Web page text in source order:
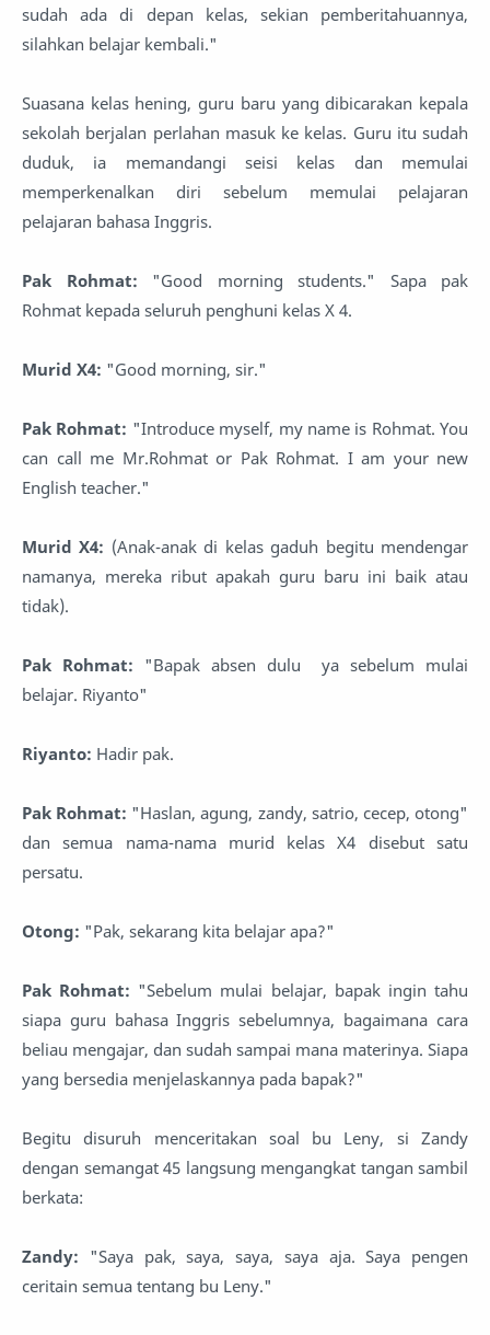
sudah ada di depan kelas, sekian pemberitahuannya,
silahkan belajar kembali."
Suasana kelas hening, guru baru yang dibicarakan kepala
sekolah berjalan perlahan masuk ke kelas. Guru itu sudah
duduk, ia memandangi seisi kelas dan memulai
memperkenalkan diri sebelum memulai pelajaran
pelajaran bahasa Inggris.
Pak Rohmat: "Good morning students." Sapa pak
Rohmat kepada seluruh penghuni kelas X 4.
Murid X4: "Good morning, sir."
Pak Rohmat: "Introduce myself, my name is Rohmat. You
can call me Mr.Rohmat or Pak Rohmat. I am your new
English teacher."
Murid X4: (Anak-anak di kelas gaduh begitu mendengar
namanya, mereka ribut apakah guru baru ini baik atau
tidak).
Pak Rohmat: "Bapak absen dulu ya sebelum mulai
belajar. Riyanto"
Riyanto: Hadir pak.
Pak Rohmat: "Haslan, agung, zandy, satrio, cecep, otong"
dan semua nama-nama murid kelas X4 disebut satu
persatu.
Otong: "Pak, sekarang kita belajar apa?"
Pak Rohmat: "Sebelum mulai belajar, bapak ingin tahu
siapa guru bahasa Inggris sebelumnya, bagaimana cara
beliau mengajar, dan sudah sampai mana materinya. Siapa
yang bersedia menjelaskannya pada bapak?"
Begitu disuruh menceritakan soal bu Leny, si Zandy
dengan semangat 45 langsung mengangkat tangan sambil
berkata:
Zandy: "Saya pak, saya, saya, saya aja. Saya pengen
ceritain semua tentang bu Leny."